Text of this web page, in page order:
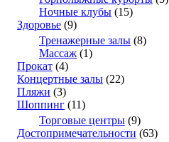
Ночные клубы (15)
Здоровье (9)
Тренажерные залы (8)
Массаж (1)
Прокат (4)
Концертные залы (22)
Пляжи (3)
Шоппинг (11)
Торговые центры (9)
Достопримечательности (63)